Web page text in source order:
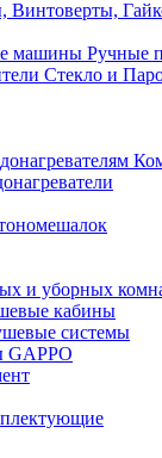
Ручные
Стекло и
кабины
системы
GAPPO